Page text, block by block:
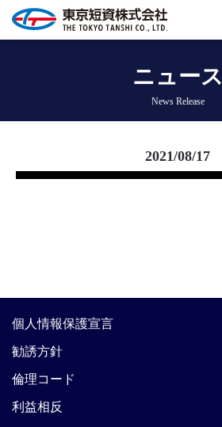
ニュース
News Release
2021/08/17
個人情報保護宣言
勧誘方針
倫理コード
利益相反